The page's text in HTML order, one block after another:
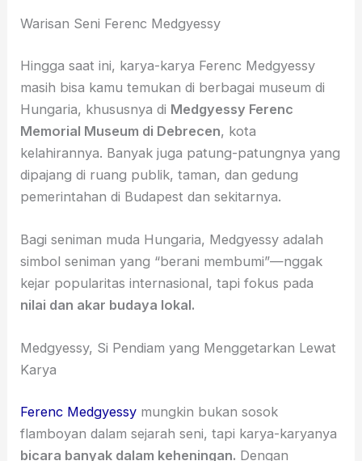
Warisan Seni Ferenc Medgyessy
Hingga saat ini, karya-karya Ferenc Medgyessy
masih bisa kamu temukan di berbagai museum di
Hungaria, khususnya di Medgyessy Ferenc
Memorial Museum di Debrecen, kota
kelahirannya. Banyak juga patung-patungnya yang
dipajang di ruang publik, taman, dan gedung
pemerintahan di Budapest dan sekitarnya.
Bagi seniman muda Hungaria, Medgyessy adalah
simbol seniman yang “berani membumi”—nggak
kejar popularitas internasional, tapi fokus pada
nilai dan akar budaya lokal.
Medgyessy, Si Pendiam yang Menggetarkan Lewat
Karya
Ferenc Medgyessy mungkin bukan sosok
flamboyan dalam sejarah seni, tapi karya-karyanya
bicara banyak dalam keheningan. Dengan